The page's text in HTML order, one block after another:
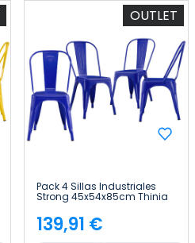
OUTLET
Pack 4 Sillas Industriales
Strong 45x54x85cm Thinia
Home
Precio
139,91 €